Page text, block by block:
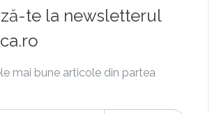
te la newsletterul
mai bune articole din partea